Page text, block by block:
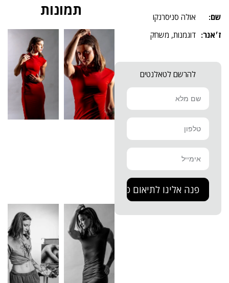
אולה סניסרנקו
דוגמנות,משחק
להרשם לטאלנטים
תמונות